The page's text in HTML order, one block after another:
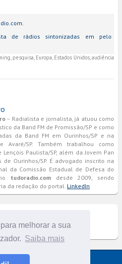
melhorar a sua
Saiba mais
de rádios sintonizadas em pelo
pesquisa, Europa, Estados Unidos, audiência
– Radialista e jornalista, já atuou como
da Band FM de Promissão/SP e como
da Band FM em Ourinhos/SP e na
Avaré/SP. Também trabalhou como
Paulista/SP, além da Jovem Pan
Ourinhos/SP. É advogado inscrito na
da Comissão Estadual de Defesa do
tudoradio.comdesde 2009, sendo
da redação do portal. LinkedIn